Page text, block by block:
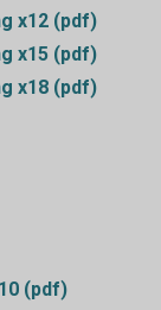
x12 (pdf)
x15 (pdf)
x18 (pdf)
(pdf)